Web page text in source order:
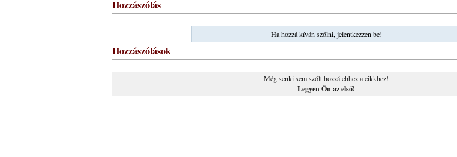
Hozzászólás
Ha hozzá kíván szólni, jelentkezzen be!
Hozzászólások
Még senki sem szólt hozzá ehhez a cikkhez!
Legyen Ön az első!